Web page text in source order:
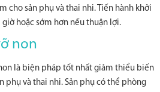
cho sản phụ và thai nhi. Tiến hành khởi
giờ hoặc sớm hơn nếu thuận lợi.
non
là biện pháp tốt nhất giảm thiểu biến
phụ và thai nhi. Sản phụ có thể phòng